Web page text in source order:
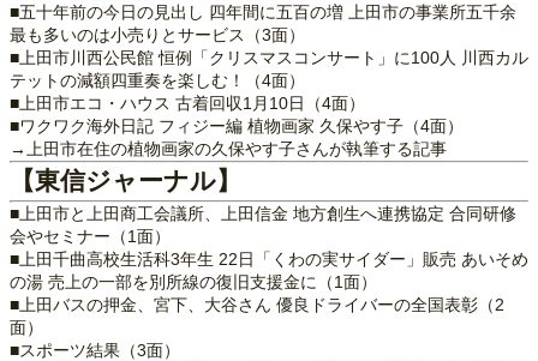
■五十年前の今日の見出し 四年間に五百の増 上田市の事業所五千余
最も多いのは小売りとサービス（3面）
■上田市川西公民館 恒例「クリスマスコンサート」に100人 川西カル
テットの減額四重奏を楽しむ！（4面）
■上田市エコ・ハウス 古着回収1月10日（4面）
■ワクワク海外日記 フィジー編 植物画家 久保やす子（4面）
→上田市在住の植物画家の久保やす子さんが執筆する記事
【東信ジャーナル】
■上田市と上田商工会議所、上田信金 地方創生へ連携協定 合同研修
会やセミナー（1面）
■上田千曲高校生活科3年生 22日「くわの実サイダー」販売 あいそめ
の湯 売上の一部を別所線の復旧支援金に（1面）
■上田バスの押金、宮下、大谷さん 優良ドライバーの全国表彰（2
面）
■スポーツ結果（3面）